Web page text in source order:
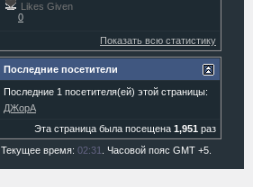
Likes Given
0
Показать всю статистику
Последние посетители
Последние 1 посетителя(ей) этой страницы:
ДЖорА
Эта страница была посещена 1,951 раз
Текущее время: 02:31 . Часовой пояс GMT +5.